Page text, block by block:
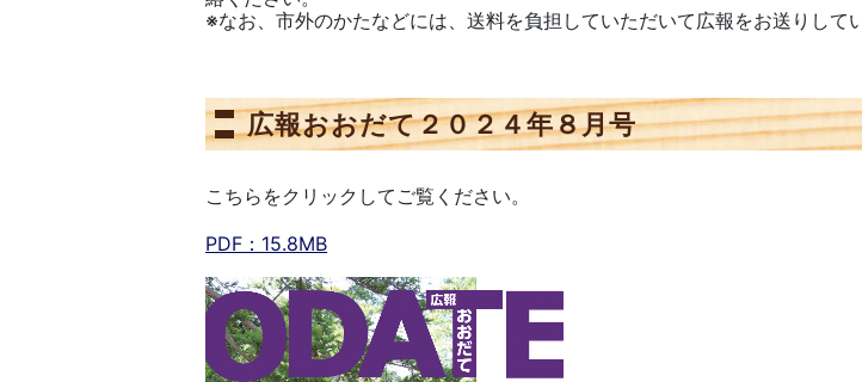
※なお、市外のかたなどには、送料を負担していただいて広報をお送りして
広報おおだて２０２４年８月号
こちらをクリックしてご覧ください。
PDF：15.8MB